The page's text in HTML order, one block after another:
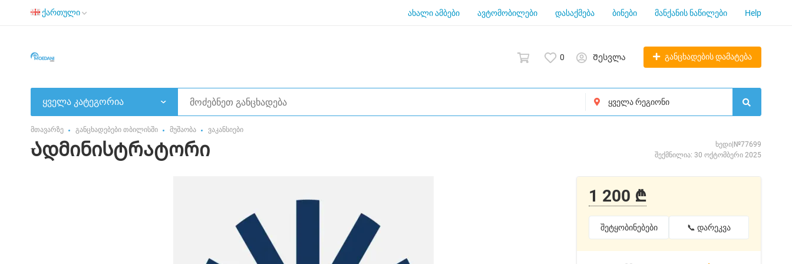
ქართული ახალი ამბები ავტომობილები დასაქმება ბინები მანქანის ნაწილები Help
0 Შესვლა განცხადების დამატება
ყველა კატეგორია
მთავარზე განცხადებები თბილისში მუშაობა ვაკანსიები
Ადმინისტრატორი
ხედი|№77699
შექმნილია: 30 ოქტომბერი 2025
1 200 ₾
შეტყობინებები 📞 დარეკვა